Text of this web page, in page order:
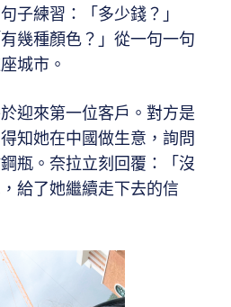
子練習：「多少錢？」
幾種顏色？」從一句一句
城市。
迎來第一位客戶。對方是
知她在中國做生意，詢問
瓶。奈拉立刻回覆：「沒
給了她繼續走下去的信